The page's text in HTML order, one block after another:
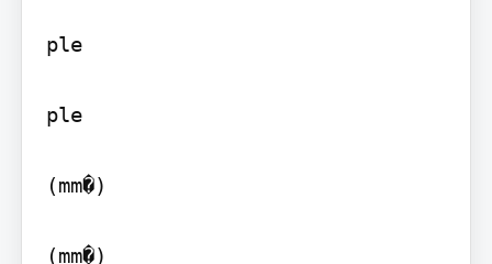
ple
ple
(mm�)
(mm�)